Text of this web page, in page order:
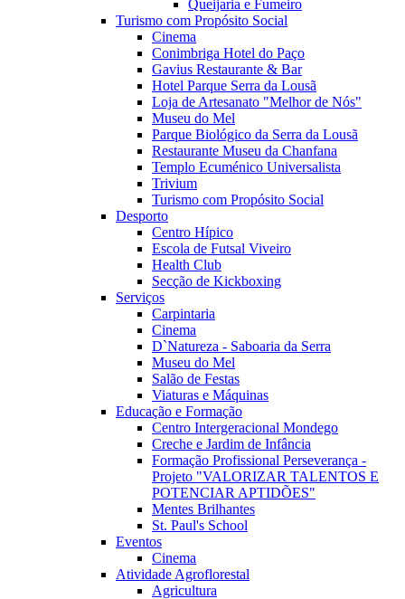
Queijaria e Fumeiro
Turismo com Propósito Social
Cinema
Conimbriga Hotel do Paço
Gavius Restaurante & Bar
Hotel Parque Serra da Lousã
Loja de Artesanato "Melhor de Nós"
Museu do Mel
Parque Biológico da Serra da Lousã
Restaurante Museu da Chanfana
Templo Ecuménico Universalista
Trivium
Turismo com Propósito Social
Desporto
Centro Hípico
Escola de Futsal Viveiro
Health Club
Secção de Kickboxing
Serviços
Carpintaria
Cinema
D`Natureza - Saboaria da Serra
Museu do Mel
Salão de Festas
Viaturas e Máquinas
Educação e Formação
Centro Intergeracional Mondego
Creche e Jardim de Infância
Formação Profissional Perseverança -
Projeto "VALORIZAR TALENTOS E
POTENCIAR APTIDÕES"
Mentes Brilhantes
St. Paul's School
Eventos
Cinema
Atividade Agroflorestal
Agricultura